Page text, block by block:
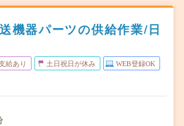
機器パーツの供給作業/日
給あり 土日祝日が休み WEB登録OK